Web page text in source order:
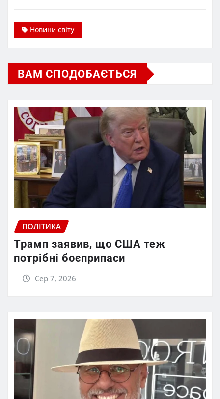
Новини світу
ВАМ СПОДОБАЄТЬСЯ
ПОЛІТИКА
Трамп заявив, що США теж
потрібні боєприпаси
Сер 7, 2026